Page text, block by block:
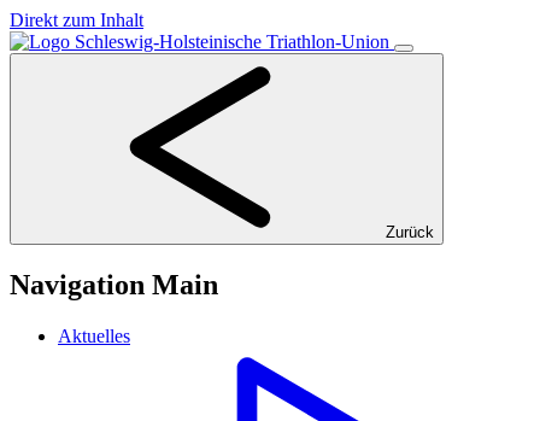
Direkt zum Inhalt
Zurück
Navigation Main
Aktuelles